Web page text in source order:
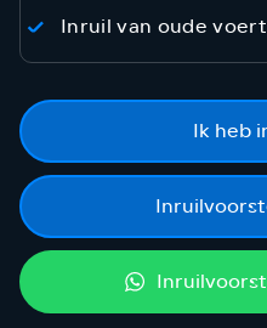
Inruil van oude
Ik heb